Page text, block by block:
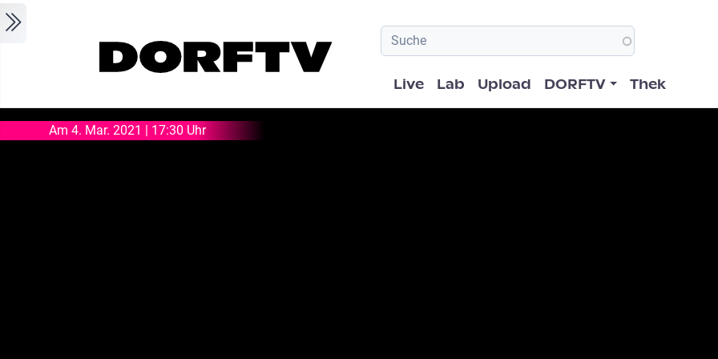
Hauptnavigation
Live Lab Upload DORFTV Thek
Am 4. Mar. 2021 | 17:30 Uhr